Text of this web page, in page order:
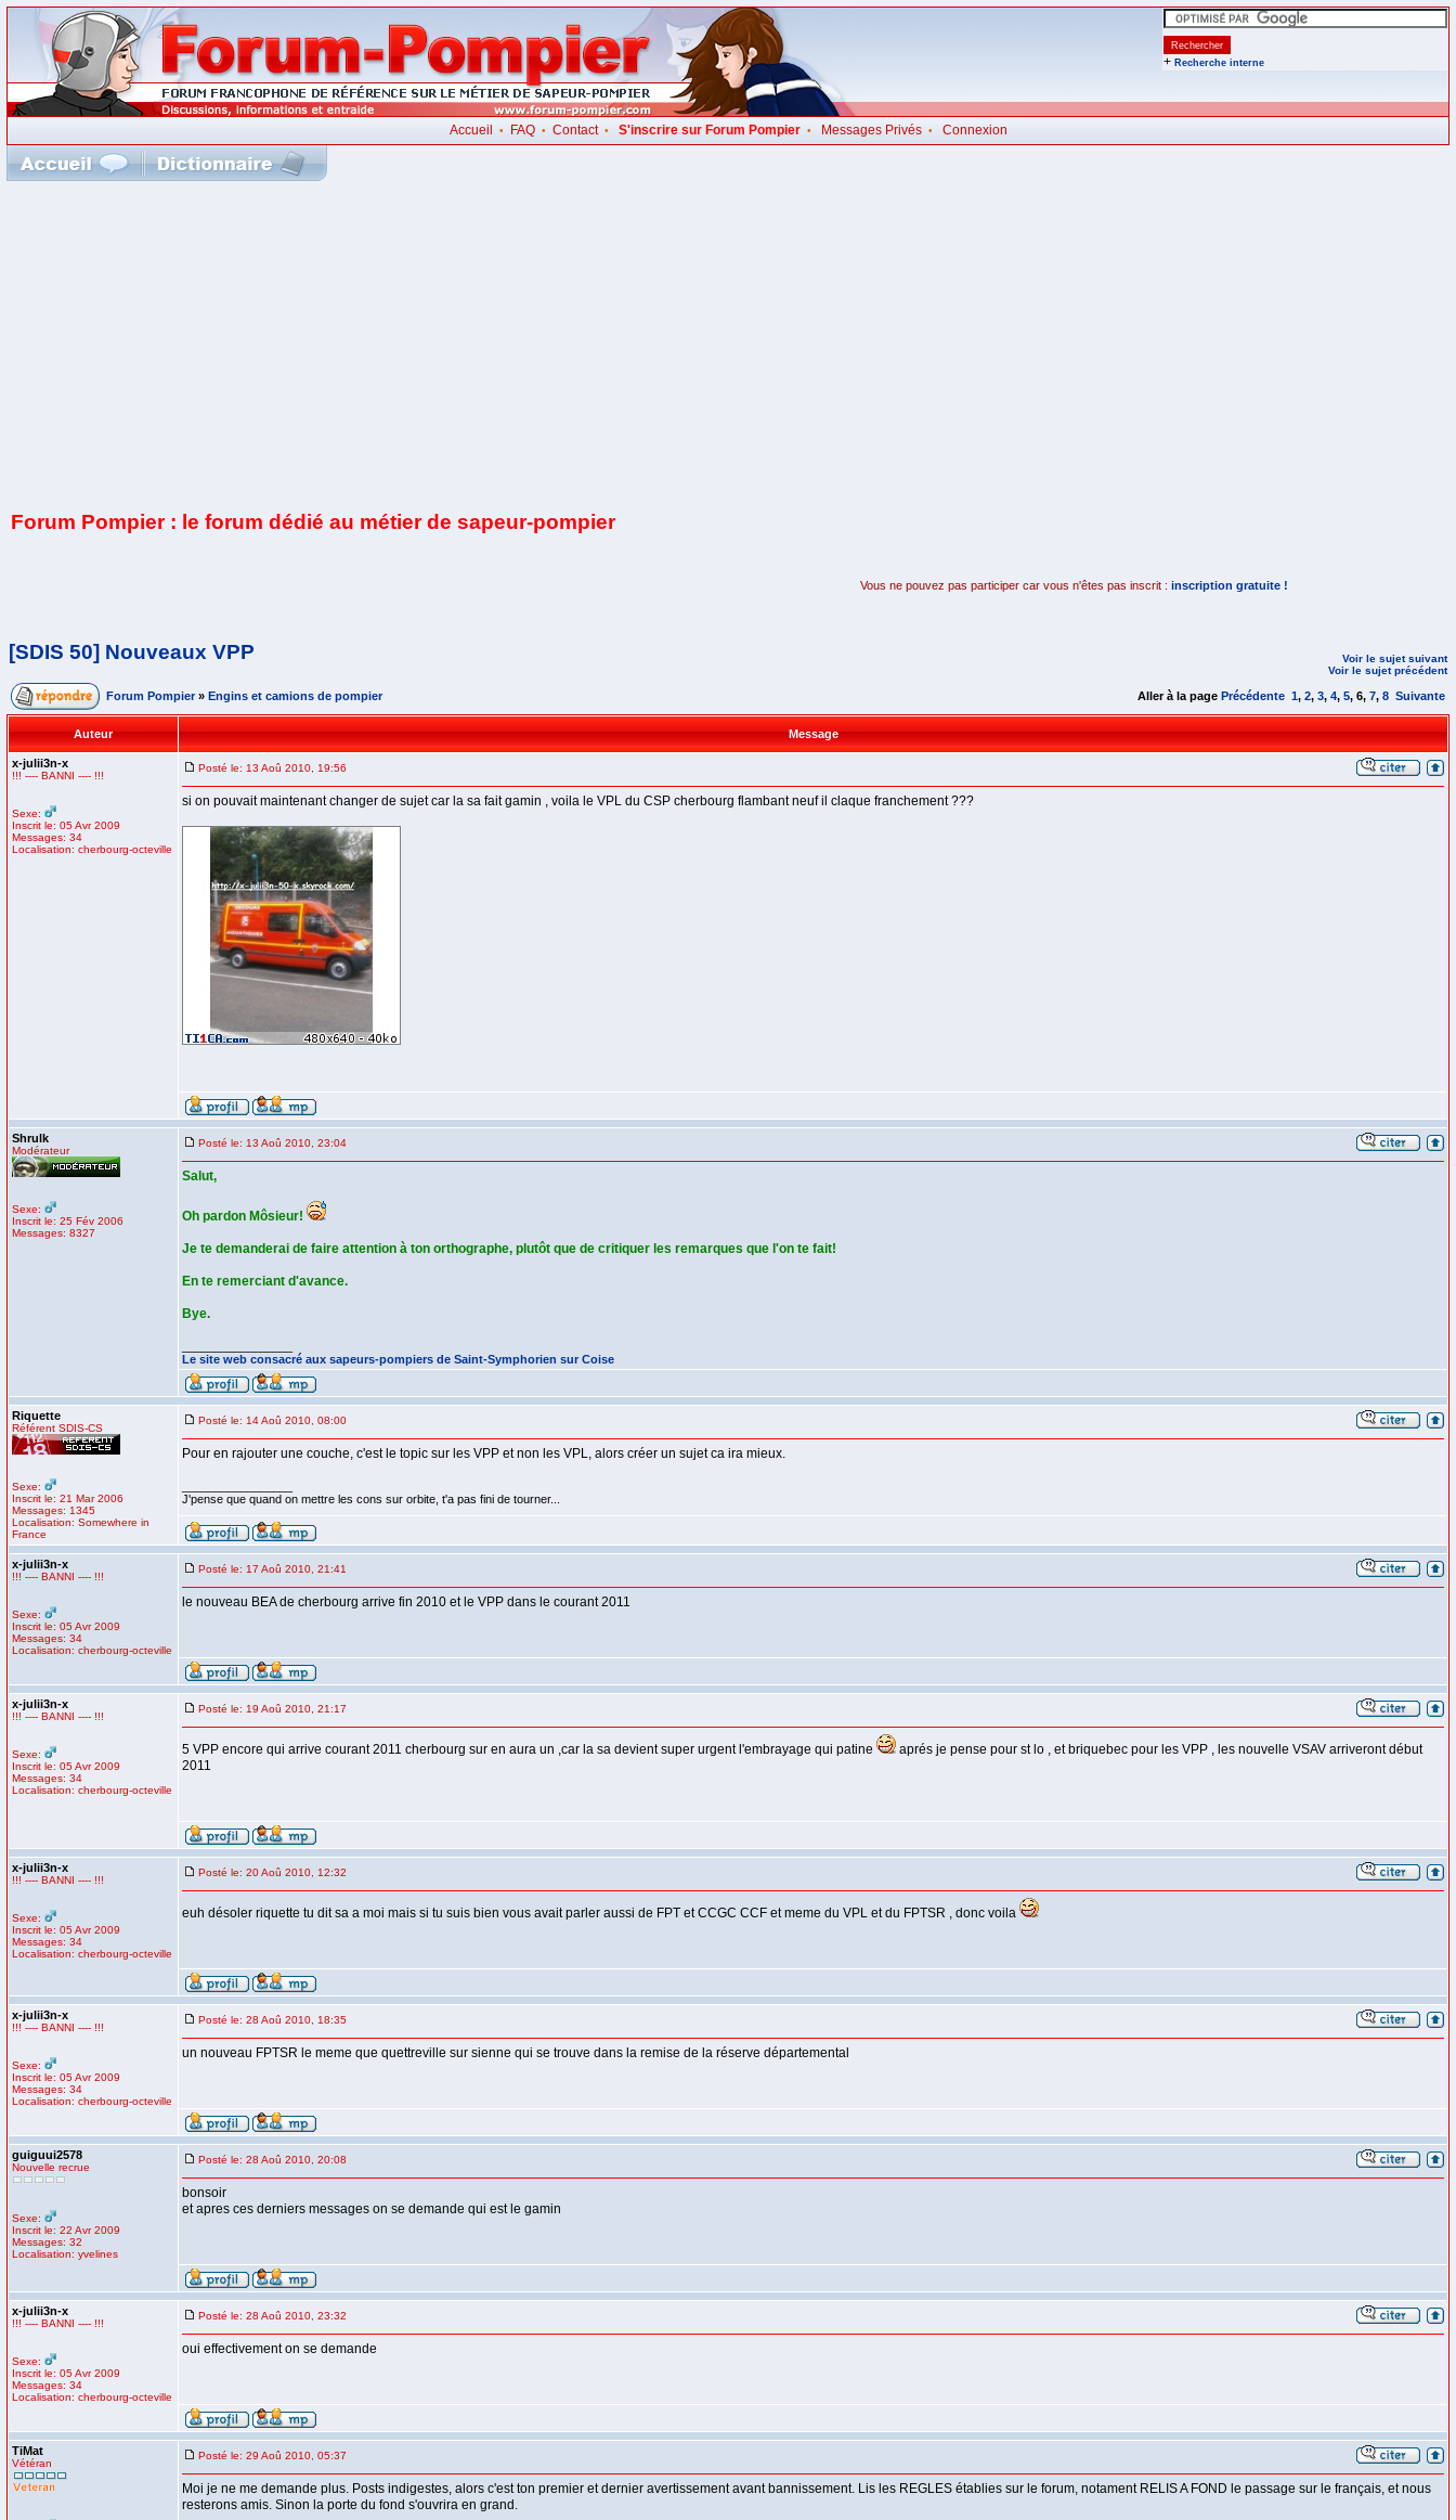
+ Recherche interne
Accueil • FAQ• Contact• S'inscrire sur Forum Pompier• Messages Privés• Connexion
Forum Pompier : le forum dédié au métier de sapeur-pompier
Vous ne pouvez pas participer car vous n'êtes pas inscrit : inscription gratuite !
[SDIS 50] Nouveaux VPP
Voir le sujet suivant
Voir le sujet précédent
Forum Pompier » Engins et camions de pompier Aller à la page Précédente 1, 2, 3, 4, 5, 6, 7, 8 Suivante
Auteur Message
x-julii3n-x
!!! ---- BANNI ---- !!!
Sexe:
Inscrit le: 05 Avr 2009
Messages: 34
Localisation: cherbourg-octeville
Posté le: 13 Aoû 2010, 19:56
si on pouvait maintenant changer de sujet car la sa fait gamin , voila le VPL du CSP cherbourg flambant neuf il claque franchement ???
Shrulk
Modérateur
Sexe:
Inscrit le: 25 Fév 2006
Messages: 8327
Posté le: 13 Aoû 2010, 23:04
Salut,
Oh pardon Môsieur!
Je te demanderai de faire attention à ton orthographe, plutôt que de critiquer les remarques que l'on te fait!
En te remerciant d'avance.
Bye.
Le site web consacré aux sapeurs-pompiers de Saint-Symphorien sur Coise
Riquette
Référent SDIS-CS
Sexe:
Inscrit le: 21 Mar 2006
Messages: 1345
Localisation: Somewhere in
France
Posté le: 14 Aoû 2010, 08:00
Pour en rajouter une couche, c'est le topic sur les VPP et non les VPL, alors créer un sujet ca ira mieux.
J'pense que quand on mettre les cons sur orbite, t'a pas fini de tourner...
x-julii3n-x
!!! ---- BANNI ---- !!!
Sexe:
Inscrit le: 05 Avr 2009
Messages: 34
Localisation: cherbourg-octeville
Posté le: 17 Aoû 2010, 21:41
le nouveau BEA de cherbourg arrive fin 2010 et le VPP dans le courant 2011
x-julii3n-x
!!! ---- BANNI ---- !!!
Sexe:
Inscrit le: 05 Avr 2009
Messages: 34
Localisation: cherbourg-octeville
Posté le: 19 Aoû 2010, 21:17
5 VPP encore qui arrive courant 2011 cherbourg sur en aura un ,car la sa devient super urgent l'embrayage qui patine
aprés je pense pour st lo , et briquebec pour les VPP , les nouvelle VSAV arriveront début
2011
x-julii3n-x
!!! ---- BANNI ---- !!!
Sexe:
Inscrit le: 05 Avr 2009
Messages: 34
Localisation: cherbourg-octeville
Posté le: 20 Aoû 2010, 12:32
euh désoler riquette tu dit sa a moi mais si tu suis bien vous avait parler aussi de FPT et CCGC CCF et meme du VPL et du FPTSR , donc voila
x-julii3n-x
!!! ---- BANNI ---- !!!
Sexe:
Inscrit le: 05 Avr 2009
Messages: 34
Localisation: cherbourg-octeville
Posté le: 28 Aoû 2010, 18:35
un nouveau FPTSR le meme que quettreville sur sienne qui se trouve dans la remise de la réserve départemental
guiguui2578
Nouvelle recrue
Sexe:
Inscrit le: 22 Avr 2009
Messages: 32
Localisation: yvelines
Posté le: 28 Aoû 2010, 20:08
bonsoir
et apres ces derniers messages on se demande qui est le gamin
x-julii3n-x
!!! ---- BANNI ---- !!!
Sexe:
Inscrit le: 05 Avr 2009
Messages: 34
Localisation: cherbourg-octeville
Posté le: 28 Aoû 2010, 23:32
oui effectivement on se demande
TiMat
Vétéran
Posté le: 29 Aoû 2010, 05:37
Moi je ne me demande plus. Posts indigestes, alors c'est ton premier et dernier avertissement avant bannissement. Lis les REGLES établies sur le forum, notament RELIS A FOND le passage sur le français, et nous
resterons amis. Sinon la porte du fond s'ouvrira en grand.